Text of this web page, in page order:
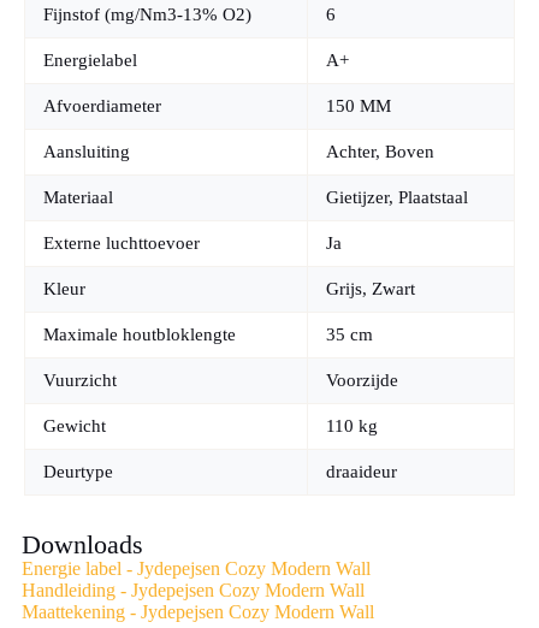
Fijnstof (mg/Nm3-13% O2) 6
Energielabel A+
Afvoerdiameter 150 MM
Aansluiting Achter, Boven
Materiaal Gietijzer, Plaatstaal
Externe luchttoevoer Ja
Kleur Grijs, Zwart
Maximale houtbloklengte 35 cm
Vuurzicht Voorzijde
Gewicht 110 kg
Deurtype draaideur
Downloads
Energie label - Jydepejsen Cozy Modern Wall
Handleiding - Jydepejsen Cozy Modern Wall
Maattekening - Jydepejsen Cozy Modern Wall